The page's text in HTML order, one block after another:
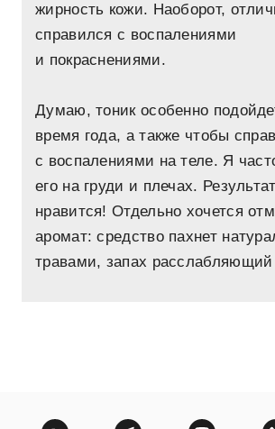
жирность кожи. Наоборот,
справился с воспалениями
и покраснениями.
Думаю, тоник особенно
время года, а также чтобы
с воспалениями на теле. Я
его на груди и плечах.
нравится! Отдельно хочется
аромат: средство пахнет
травами, запах